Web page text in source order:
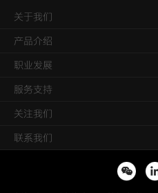
关于我们
产品介绍
职业发展
服务支持
关注我们
联系我们